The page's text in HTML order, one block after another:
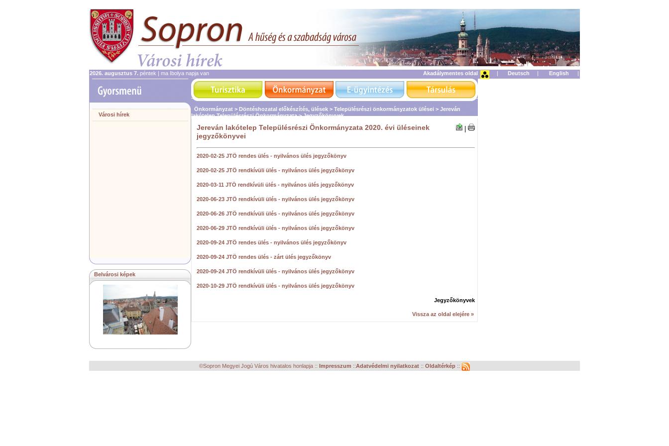
2026. augusztus 7. péntek | ma Ibolya napja van | | |
Akadálymentes oldal
Városi hírek
Belvárosi képek
Önkormányzat > Döntéshozatal előkészítés, ülések > Településrészi önkormányzatok ülései > Jereván
lakótelep Településrészi Önkormányzata >Jegyzőkönyvek
Jereván lakótelep Településrészi Önkormányzata 2020. évi üléseinek
jegyzőkönyvei
2020-02-25 JTÖ rendes ülés - nyilvános ülés jegyzőkönyv
2020-02-25 JTÖ rendkívüli ülés - nyilvános ülés jegyzőkönyv
2020-03-11 JTÖ rendkívüli ülés - nyilvános ülés jegyzőkönyv
2020-06-23 JTÖ rendkívüli ülés - nyilvános ülés jegyzőkönyv
2020-06-26 JTÖ rendkívüli ülés - nyilvános ülés jegyzőkönyv
2020-06-29 JTÖ rendkívüli ülés - nyilvános ülés jegyzőkönyv
2020-09-24 JTÖ rendes ülés - nyilvános ülés jegyzőkönyv
2020-09-24 JTÖ rendes ülés - zárt ülés jegyzőkönyv
2020-09-24 JTÖ rendkívüli ülés - nyilvános ülés jegyzőkönyv
2020-10-29 JTÖ rendkívüli ülés - nyilvános ülés jegyzőkönyv
Jegyzőkönyvek
Vissza az oldal elejére »
©Sopron Megyei Jogú Város hivatalos honlapja :: Impresszum ::Adatvédelmi nyilatkozat :: Oldaltérkép ::